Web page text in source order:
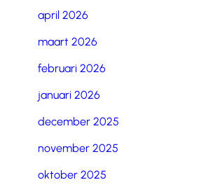
april 2026
maart 2026
februari 2026
januari 2026
december 2025
november 2025
oktober 2025